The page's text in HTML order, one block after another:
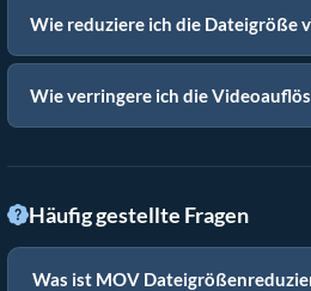
Wie reduziere ich die Dateigröße
Wie verringere ich die
Häufig gestellte Fragen
Was ist MOV